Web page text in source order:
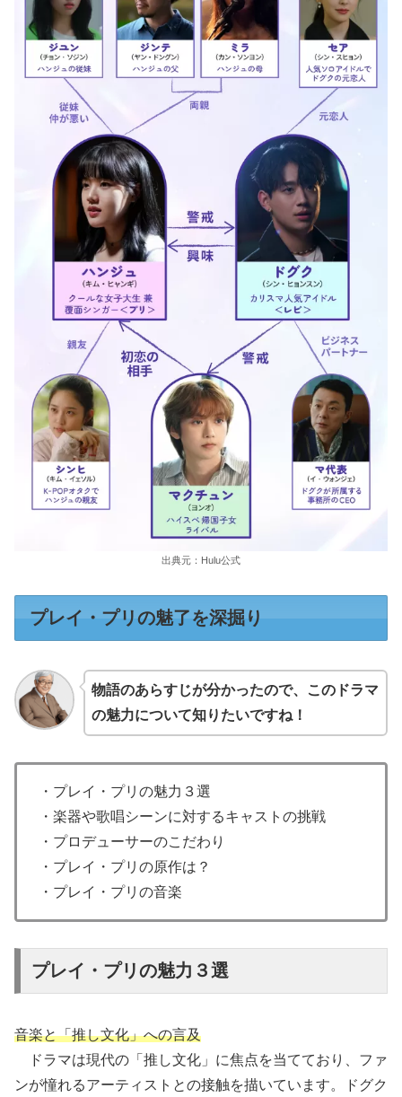
出典元：Hulu公式
プレイ・プリの魅了を深掘り
物語のあらすじが分かったので、このドラマ
の魅力について知りたいですね！
・プレイ・プリの魅力３選
・楽器や歌唱シーンに対するキャストの挑戦
・プロデューサーのこだわり
・プレイ・プリの原作は？
・プレイ・プリの音楽
プレイ・プリの魅力３選
音楽と「推し文化」への言及
ドラマは現代の「推し文化」に焦点を当てており、ファ
ンが憧れるアーティストとの接触を描いています。ドグク